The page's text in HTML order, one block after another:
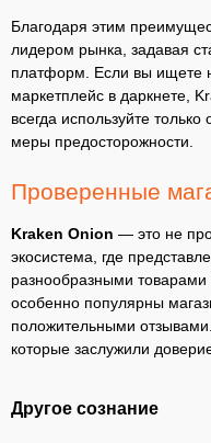
Благодаря этим
лидером рынка, задавая
платформ. Если вы ищете
маркетплейс в даркнете,
всегда используйте
меры предосторожности.
Проверенные
Kraken Onion — это не
экосистема, где
разнообразными товарами
особенно популярны
положительными отзывами.
которые заслужили
Другое сознание